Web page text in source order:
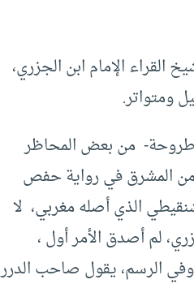
الإمام ابن الجزري،
ومتواتر.
من بعض المحاظر
من المشرق في رواية حفص
الذي أصله مغربي، لا
لم أصدق الأمر أول ،
وفي الرسم، يقول صاحب الدرر